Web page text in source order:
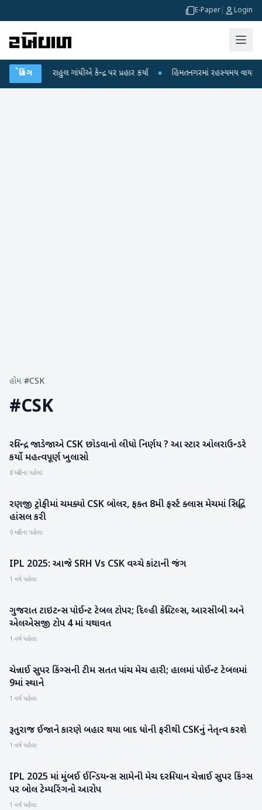
E-Paper Login
બ્રેકિંગ
પર રાહુલ ગાંધીએ કેન્દ્ર પર પ્રહાર કર્યા ● હિંમતનગરમાં રહસ્યમય વાયરસ કે
હોમ/#CSK
#CSK
રમતગમત
રવિન્દ્ર જાડેજાએ CSK છોડવાનો લીધો નિર્ણય ? આ સ્ટાર ઓલરાઉન્ડરે
કર્યો મહત્વપૂર્ણ ખુલાસો
8 મહિના પહેલા
રમતગમત
રણજી ટ્રોફીમાં ચમક્યો CSK બોલર, ફક્ત 8મી ફર્સ્ટ ક્લાસ મેચમાં સિદ્ધિ
હાંસલ કરી
9 મહિના પહેલા
રમતગમત
IPL 2025: આજે SRH Vs CSK વચ્ચે કાંટાની જંગ
1 વર્ષ પહેલા
IPL
ગુજરાત ટાઇટન્સ પોઈન્ટ ટેબલ ટોપર; દિલ્હી કેપિટલ્સ, આરસીબી અને
એલએસજી ટોપ 4 માં યથાવત
1 વર્ષ પહેલા
IPL
ચેન્નાઈ સુપર કિંગ્સની ટીમ સતત પાંચ મેચ હારી; હાલમાં પોઈન્ટ ટેબલમાં
9માં સ્થાને
1 વર્ષ પહેલા
રમતગમત
રૂતુરાજ ઈજાને કારણે બહાર થયા બાદ ધોની ફરીથી CSKનું નેતૃત્વ કરશે
1 વર્ષ પહેલા
રમતગમત
IPL 2025 માં મુંબઈ ઈન્ડિયન્સ સામેની મેચ દરમિયાન ચેન્નાઈ સુપર કિંગ્સ
પર બોલ ટેમ્પરિંગનો આરોપ
1 વર્ષ પહેલા